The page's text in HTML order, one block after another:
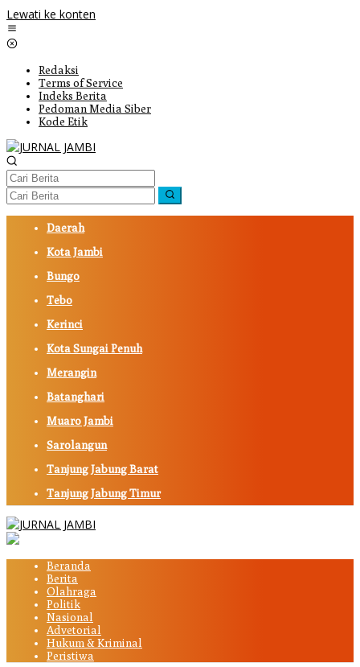
Lewati ke konten
Redaksi
Terms of Service
Indeks Berita
Pedoman Media Siber
Kode Etik
Daerah
Kota Jambi
Bungo
Tebo
Kerinci
Kota Sungai Penuh
Merangin
Batanghari
Muaro Jambi
Sarolangun
Tanjung Jabung Barat
Tanjung Jabung Timur
Beranda
Berita
Olahraga
Politik
Nasional
Advetorial
Hukum & Kriminal
Peristiwa